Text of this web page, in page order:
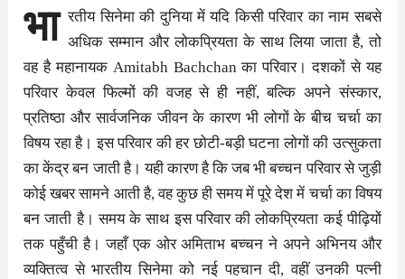
भा रतीय सिनेमा की दुनिया में यदि किसी परिवार का नाम सबसे
अधिक सम्मान और लोकप्रियता के साथ लिया जाता है, तो
वह है महानायक Amitabh Bachchan का परिवार। दशकों से यह
परिवार केवल फिल्मों की वजह से ही नहीं, बल्कि अपने संस्कार,
प्रतिष्ठा और सार्वजनिक जीवन के कारण भी लोगों के बीच चर्चा का
विषय रहा है। इस परिवार की हर छोटी-बड़ी घटना लोगों की उत्सुकता
का केंद्र बन जाती है। यही कारण है कि जब भी बच्चन परिवार से जुड़ी
कोई खबर सामने आती है, वह कुछ ही समय में पूरे देश में चर्चा का विषय
बन जाती है। समय के साथ इस परिवार की लोकप्रियता कई पीढ़ियों
तक पहुँची है। जहाँ एक ओर अमिताभ बच्चन ने अपने अभिनय और
व्यक्तित्व से भारतीय सिनेमा को नई पहचान दी, वहीं उनकी पत्नी